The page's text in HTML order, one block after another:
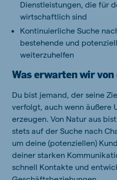
Dienstleistungen, die für
wirtschaftlich sind
Kontinuierliche Suche
bestehende und
weiterzuhelfen
Was erwarten wir von
Du bist jemand, der seine
verfolgt, auch wenn äußere
erzeugen. Von Natur aus
stets auf der Suche nach
um deine (potenziellen)
deiner starken
schnell Kontakte und